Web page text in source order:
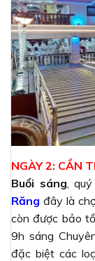
NGÀY 2: CẦN
Buổi sáng ,
Răng đây là
còn được bảo
9h sáng
đặc biệt các